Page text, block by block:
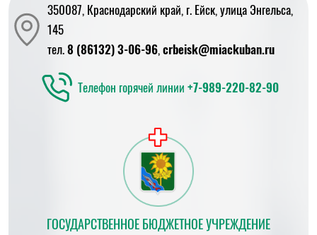
350087, Краснодарский край, г. Ейск, улица Энгельса,
145
тел.8 (86132) 3-06-96,crbeisk@miackuban.ru
Телефон горячей линии +7-989-220-82-90
ГОСУДАРСТВЕННОЕ БЮДЖЕТНОЕ УЧРЕЖДЕНИЕ